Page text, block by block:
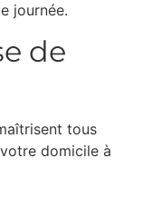
journée.
de
tous
domicile à